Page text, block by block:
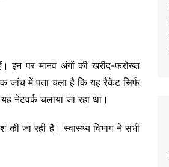
इन पर मानव अंगों की खरीद-फरोख्त
जांच में पता चला है कि यह रैकेट सिर्फ
नेटवर्क चलाया जा रहा था।
जा रही है। स्वास्थ्य विभाग ने सभी